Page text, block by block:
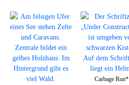
Carbage Run*